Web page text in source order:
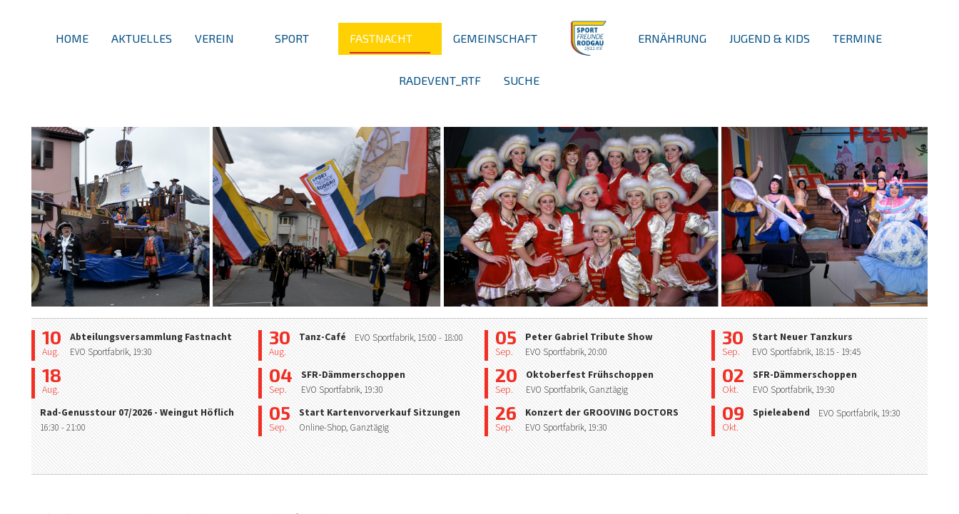
HOME AKTUELLES VEREIN SPORT FASTNACHT GEMEINSCHAFT ERNÄHRUNG JUGEND & KIDS TERMINE
RADEVENT_RTF SUCHE
10
Aug.
Abteilungsversammlung Fastnacht
EVO Sportfabrik, 19:30
18
Aug.
Rad-Genusstour 07/2026 - Weingut Höflich
16:30 - 21:00
30
Aug.
Tanz-Café EVO Sportfabrik, 15:00 - 18:00
04
Sep.
SFR-Dämmerschoppen
EVO Sportfabrik, 19:30
05
Sep.
Start Kartenvorverkauf Sitzungen
Online-Shop, Ganztägig
05
Sep.
Peter Gabriel Tribute Show
EVO Sportfabrik,20:00
20
Sep.
Oktoberfest Frühschoppen
EVO Sportfabrik, Ganztägig
26
Sep.
Konzert der GROOVING DOCTORS
EVO Sportfabrik, 19:30
30
Sep.
Start Neuer Tanzkurs
EVO Sportfabrik, 18:15- 19:45
02
Okt.
SFR-Dämmerschoppen
EVO Sportfabrik, 19:30
09
Okt.
Spieleabend EVO Sportfabrik, 19:30